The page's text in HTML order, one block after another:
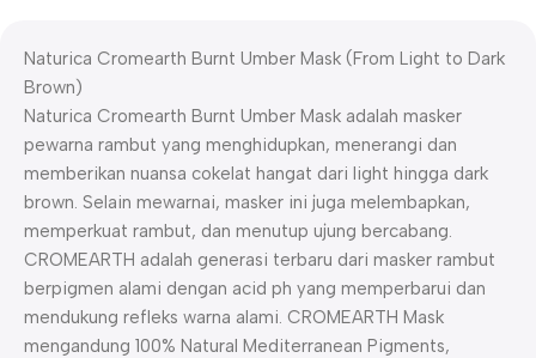
Naturica Cromearth Burnt Umber Mask (From Light to Dark
Brown)
Naturica Cromearth Burnt Umber Mask adalah masker
pewarna rambut yang menghidupkan, menerangi dan
memberikan nuansa cokelat hangat dari light hingga dark
brown. Selain mewarnai, masker ini juga melembapkan,
memperkuat rambut, dan menutup ujung bercabang.
CROMEARTH adalah generasi terbaru dari masker rambut
berpigmen alami dengan acid ph yang memperbarui dan
mendukung refleks warna alami. CROMEARTH Mask
mengandung 100% Natural Mediterranean Pigments,